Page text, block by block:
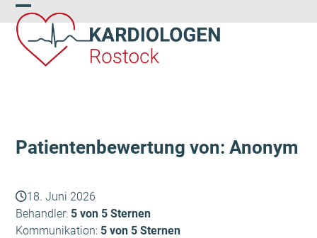
Skip
to
content
Open
mobile
menu
Close
mobile
menu
Patientenbewertung von: Anonym
18. Juni 2026
Behandler: 5 von 5 Sternen
Kommunikation: 5 von 5 Sternen